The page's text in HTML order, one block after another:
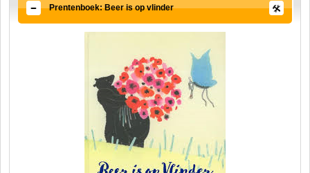
Prentenboek: Beer is op vlinder